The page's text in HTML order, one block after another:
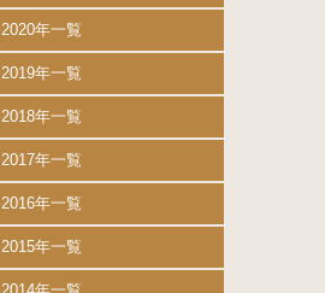
2020年一覧
2019年一覧
2018年一覧
2017年一覧
2016年一覧
2015年一覧